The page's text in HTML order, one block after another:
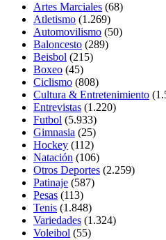
Artes Marciales (68)
Atletismo (1.269)
Automovilismo (50)
Baloncesto (289)
Beisbol (215)
Boxeo (45)
Ciclismo (808)
Cultura & Entretenimiento
Entrevistas (1.220)
Futbol (5.933)
Gimnasia (25)
Hockey (112)
Natación (106)
Otros Deportes (2.259)
Patinaje (587)
Pesas (113)
Tenis (1.848)
Variedades (1.324)
Voleibol (55)